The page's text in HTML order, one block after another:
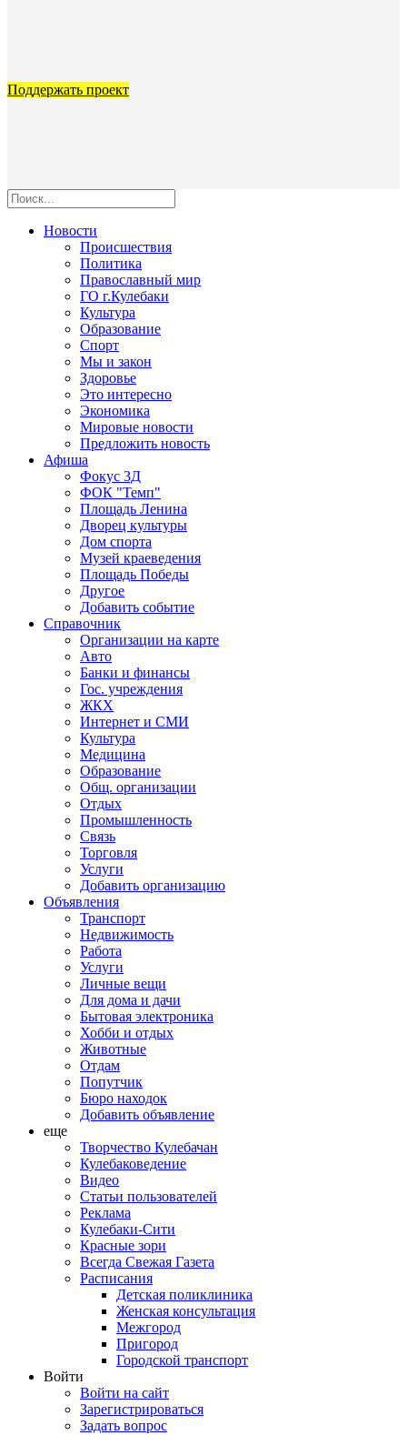
Поддержать проект
Новости
Происшествия
Политика
Православный мир
ГО г.Кулебаки
Культура
Образование
Спорт
Мы и закон
Здоровье
Это интересно
Экономика
Мировые новости
Предложить новость
Афиша
Фокус 3Д
ФОК "Темп"
Площадь Ленина
Дворец культуры
Дом спорта
Музей краеведения
Площадь Победы
Другое
Добавить событие
Справочник
Организации на карте
Авто
Банки и финансы
Гос. учреждения
ЖКХ
Интернет и СМИ
Культура
Медицина
Образование
Общ. организации
Отдых
Промышленность
Связь
Торговля
Услуги
Добавить организацию
Объявления
Транспорт
Недвижимость
Работа
Услуги
Личные вещи
Для дома и дачи
Бытовая электроника
Хобби и отдых
Животные
Отдам
Попутчик
Бюро находок
Добавить объявление
еще
Творчество Кулебачан
Кулебаковедение
Видео
Статьи пользователей
Реклама
Кулебаки-Сити
Красные зори
Всегда Свежая Газета
Расписания
Детская поликлиника
Женская консультация
Межгород
Пригород
Городской транспорт
Войти
Войти на сайт
Зарегистрироваться
Задать вопрос